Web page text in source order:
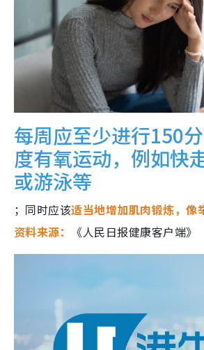
每周应至少进行150
度有氧运动，例如快
或游泳等
；同时应该适当地增加肌肉锻炼，像
资料来源：
《人民日报健康客户端》